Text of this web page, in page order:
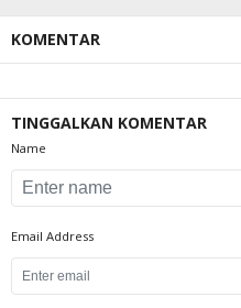
KOMENTAR
TINGGALKAN KOMENTAR
Name
Email Address